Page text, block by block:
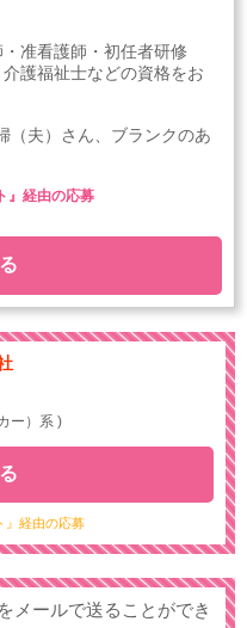
准看護師・初任者研修
護福祉士などの資格をお
（夫）さん、ブランクのあ
』経由の応募
ー）系 )
』経由の応募
メールで送ることができ